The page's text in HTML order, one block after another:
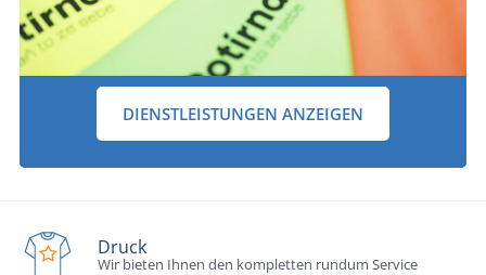
DIENSTLEISTUNGEN ANZEIGEN
Druck
Wir bieten Ihnen den kompletten rundum Service